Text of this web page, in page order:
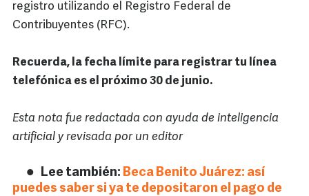
registro utilizando el Registro Federal de
Contribuyentes (RFC).
Recuerda, la fecha límite para registrar tu línea
telefónica es el próximo 30 de junio.
Esta nota fue redactada con ayuda de inteligencia
artificial y revisada por un editor
Lee también: Beca Benito Juárez: así
puedes saber si ya te depositaron el pago de